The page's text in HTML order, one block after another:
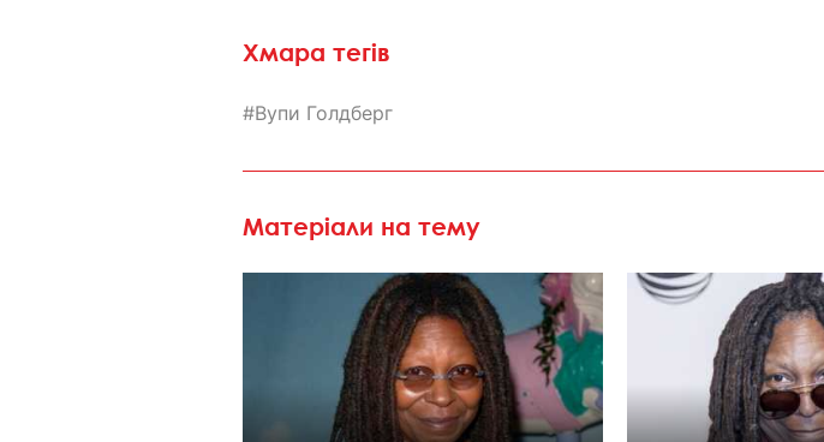
Хмара тегів
Вупи Голдберг
Матеріали на тему